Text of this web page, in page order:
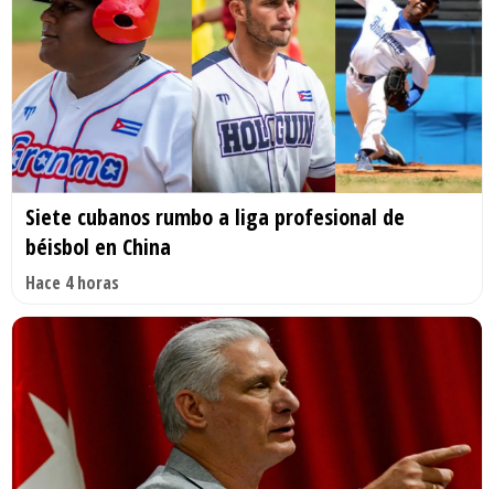
Siete cubanos rumbo a liga profesional de
béisbol en China
Hace 4 horas